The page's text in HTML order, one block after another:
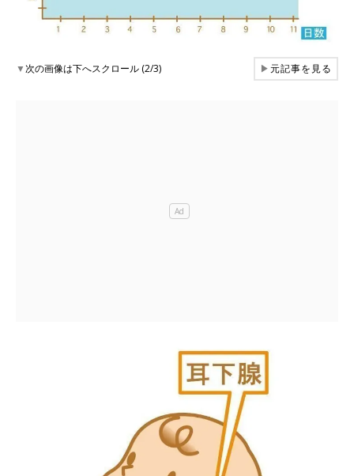
▼次の画像は下へスクロール (2/3) ▶元記事を見る